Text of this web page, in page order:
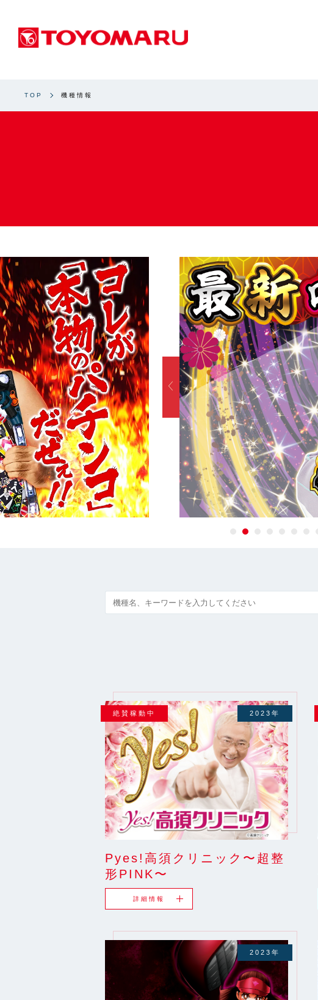
TOP 機種情報
Pyes!高須クリニック〜超整
形PINK〜
絶賛稼動中 2023年
詳細情報
2023年